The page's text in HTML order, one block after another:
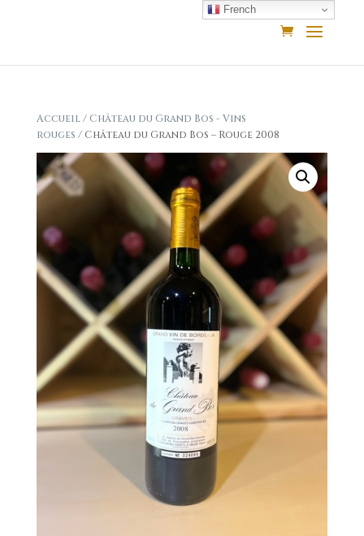
Accueil/ Château du Grand Bos - Vins
rouges / Château du Grand Bos – Rouge 2008
French